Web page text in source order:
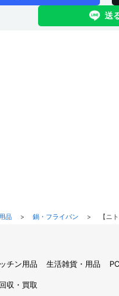
送
品 > 鍋・フライパン > 【ニ
チン用品 生活雑貨・用品
収・買取